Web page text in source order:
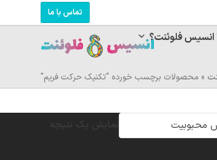
تماس با ما
انسیس فلوئنت؟
» محصولات برچسب خورده "تکنیک حرکت فریم"
نمایش یک نتیجه